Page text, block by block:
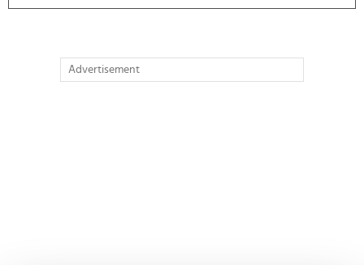
Advertisement